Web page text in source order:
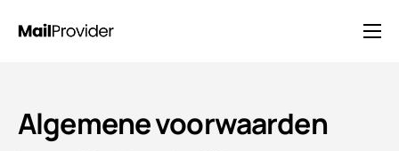
Blog
Algemene voorwaarden